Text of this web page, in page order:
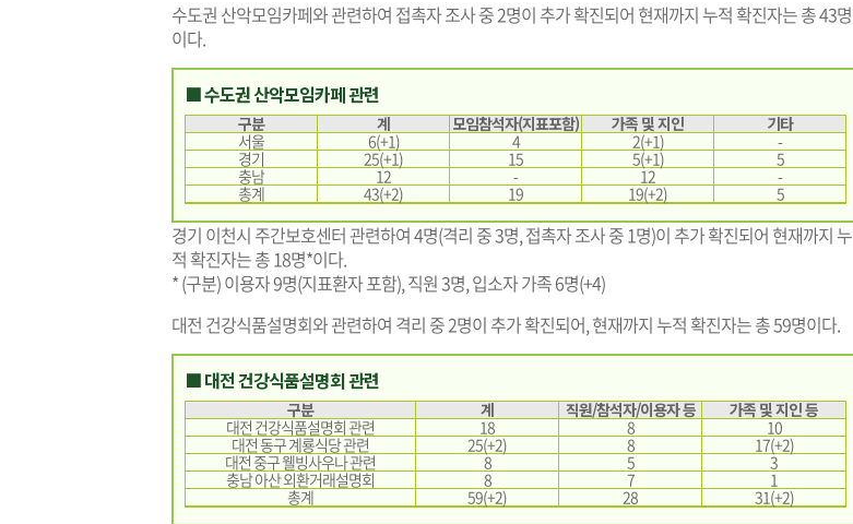
수도권 산악모임카페와 관련하여 접촉자 조사 중 2명이 추가 확진되어 현재까지 누적 확진자는 총 43명
이다.
■ 수도권 산악모임카페 관련
구분 계 모임참석자(지표포함) 가족 및 지인
기타
서울
6(+1) 4 2(+1)
-
경기
25(+1) 15 5(+1)
5
충남
12 - 12
-
총계
43(+2) 19 19(+2) 5
경기 이천시 주간보호센터 관련하여 4명(격리 중 3명, 접촉자 조사 중 1명)이 추가 확진되어 현재까지 누
적 확진자는 총 18명*이다.
* (구분) 이용자 9명(지표환자 포함), 직원 3명, 입소자 가족 6명(+4)
대전 건강식품설명회와 관련하여 격리 중 2명이 추가 확진되어, 현재까지 누적 확진자는 총 59명이다.
■ 대전 건강식품설명회 관련
구분 계 직원/참석자/이용자 등
가족 및 지인 등
대전 건강식품설명회 관련
18 8
10
대전 동구 계룡식당 관련
25(+2) 8
17(+2)
대전 중구 웰빙사우나 관련
8 5
3
충남 아산 외환거래설명회
8 7
1
총계
59(+2) 28 31(+2)